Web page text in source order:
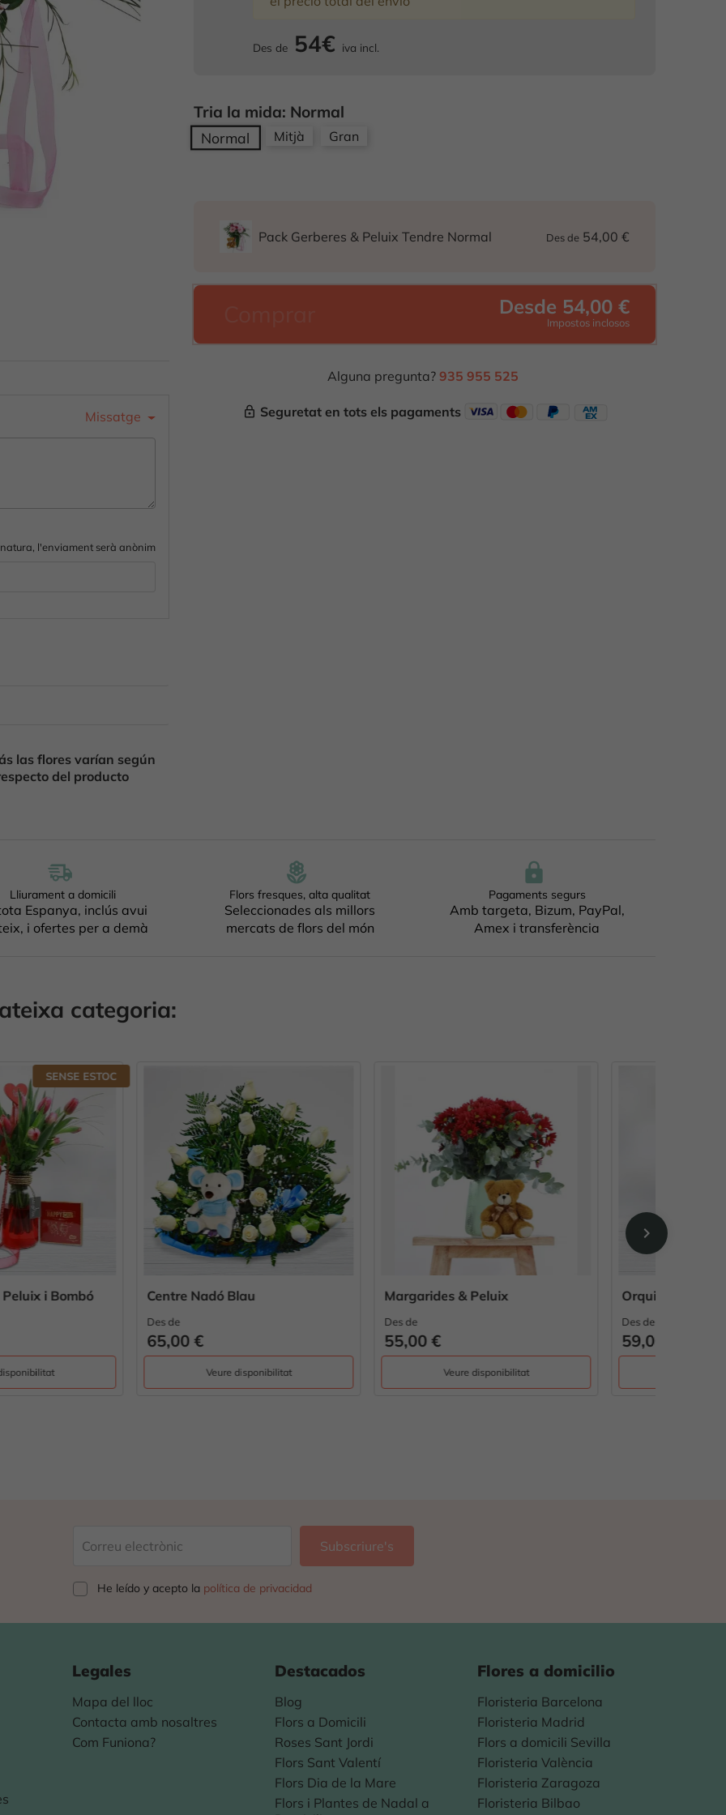
Missatge
l'enviament serà anònim
las flores varían según
del producto
Des de 54€ iva incl.
Tria la mida: Normal
Normal Mitjà Gran
Pack Gerberes & Peluix Tendre Normal Des de 54,00 €
Desde 54,00 €
Impostos inclosos
Alguna pregunta? 935 955 525
lock_outline Seguretat en tots els pagaments
Lliurament a domicili
Espanya, inclús avui
i ofertes per a demà
Flors fresques, alta qualitat
Seleccionades als millors
mercats de flors del món
Pagaments segurs
Amb targeta, Bizum, PayPal,
Amex i transferència
categoria:
Nadó Blau
Veure disponibilitat
Margarides & Peluix
55,00 €
Veure disponibilitat
Orquidea Phalaenopsis & Peluix
59,00 €
Veure disponibilitat
chevron_right
He leído y acepto la política de privacidad
Legales
Mapa del lloc
Contacta amb nosaltres
Com Funiona?
Destacados
Blog
Flors a Domicili
Roses Sant Jordi
Flors Sant Valentí
Flors Dia de la Mare
Flors i Plantes de Nadal a
Flores a domicilio
Floristeria Barcelona
Floristeria Madrid
Flors a domicili Sevilla
Floristeria València
Floristeria Zaragoza
Floristeria Bilbao